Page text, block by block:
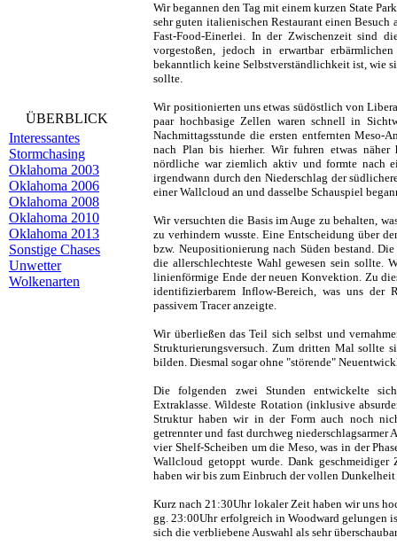
ÜBERBLICK
Interessantes
Stormchasing
Oklahoma 2003
Oklahoma 2006
Oklahoma 2008
Oklahoma 2010
Oklahoma 2013
Sonstige Chases
Unwetter
Wolkenarten
Wir begannen den Tag mit einem kurzen State
sehr guten italienischen Restaurant einen
Fast-Food-Einerlei. In der Zwischenzeit sind
vorgestoßen, jedoch in erwartbar
bekanntlich keine Selbstverständlichkeit ist, wie
sollte.
Wir positionierten uns etwas südöstlich von
paar hochbasige Zellen waren schnell in
Nachmittagsstunde die ersten entfernten Meso-
nach Plan bis hierher. Wir fuhren etwas
nördliche war ziemlich aktiv und formte nach
irgendwann durch den Niederschlag der
einer Wallcloud an und dasselbe Schauspiel
Wir versuchten die Basis im Auge zu behalten,
zu verhindern wusste. Eine Entscheidung über
bzw. Neupositionierung nach Süden bestand.
die allerschlechteste Wahl gewesen sein sollte.
linienförmige Ende der neuen Konvektion. Zu
identifizierbarem Inflow-Bereich, was uns der
passivem Tracer anzeigte.
Wir überließen das Teil sich selbst und
Strukturierungsversuch. Zum dritten Mal sollte
bilden. Diesmal sogar ohne "störende"
Die folgenden zwei Stunden entwickelte
Extraklasse. Wildeste Rotation (inklusive
Struktur haben wir in der Form auch noch
getrennter und fast durchweg
vier Shelf-Scheiben um die Meso, was in der
Wallcloud getoppt wurde. Dank
haben wir bis zum Einbruch der vollen
Kurz nach 21:30Uhr lokaler Zeit haben wir uns
gg. 23:00Uhr erfolgreich in Woodward gelungen
sich die verbliebene Auswahl als sehr